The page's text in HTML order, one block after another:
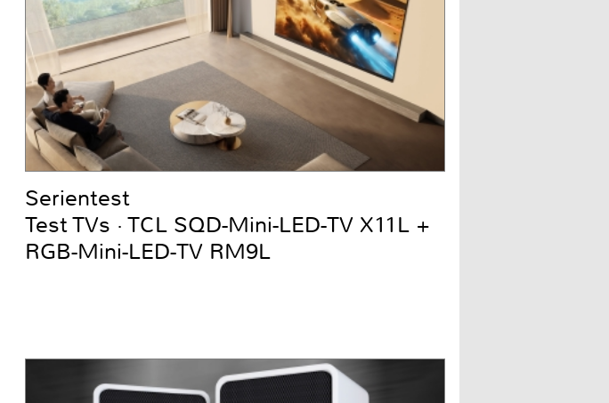
Serientest
Test TVs · TCL SQD-Mini-LED-TV X11L +
RGB-Mini-LED-TV RM9L